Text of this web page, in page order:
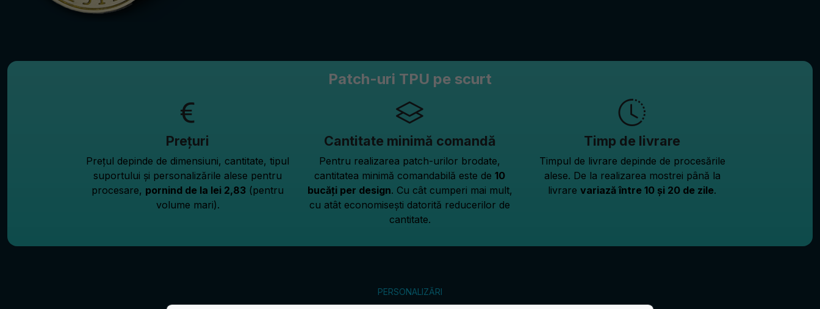
Patch-uri TPU pe scurt
Prețuri
Prețul depinde de dimensiuni, cantitate, tipul
suportului și personalizările alese pentru
procesare, pornind de la lei 2,83 (pentru
volume mari).
Cantitate minimă comandă
Pentru realizarea patch-urilor brodate,
cantitatea minimă comandabilă este de10
bucăți per design. Cu cât cumperi mai mult,
cu atât economisești datorită reducerilor de
cantitate.
Timp de livrare
Timpul de livrare depinde de procesările
alese. De la realizarea mostrei până la
livrarevariază între 10 și 20 de zile.
PERSONALIZĂRI